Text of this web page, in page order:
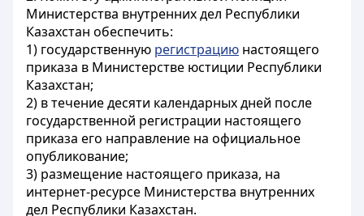
Министерства внутренних дел Республики
Казахстан обеспечить:
1) государственную регистрацию настоящего
приказа в Министерстве юстиции Республики
Казахстан;
2) в течение десяти календарных дней после
государственной регистрации настоящего
приказа его направление на официальное
опубликование;
3) размещение настоящего приказа, на
интернет-ресурсе Министерства внутренних
дел Республики Казахстан.